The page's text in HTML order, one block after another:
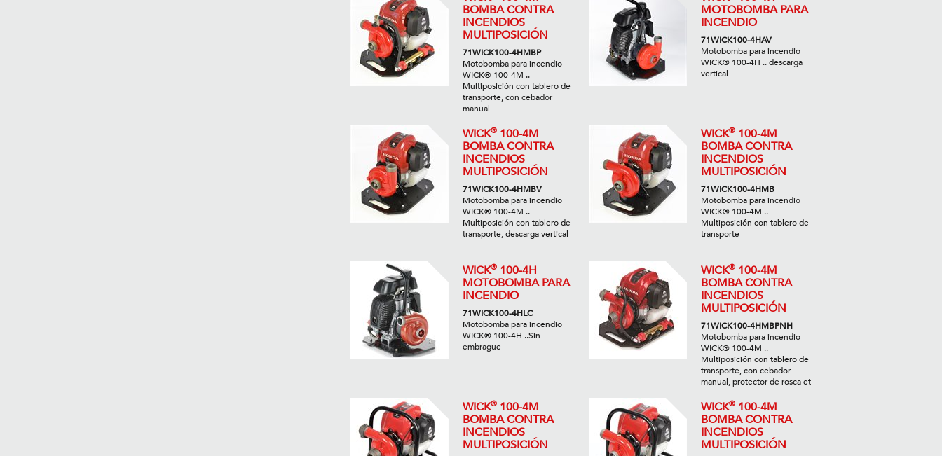
BOMBA CONTRA
INCENDIOS
MULTIPOSICIÓN
71WICK100-4HMBP
Motobomba para incendio
WICK® 100-4M ..
Multiposición con tablero de
transporte, con cebador
manual
MOTOBOMBA PARA
INCENDIO
71WICK100-4HAV
Motobomba para incendio
WICK® 100-4H .. descarga
vertical
WICK®100-4M
BOMBA CONTRA
INCENDIOS
MULTIPOSICIÓN
71WICK100-4HMBV
Motobomba para incendio
WICK® 100-4M ..
Multiposición con tablero de
transporte, descarga vertical
WICK®100-4M
BOMBA CONTRA
INCENDIOS
MULTIPOSICIÓN
71WICK100-4HMB
Motobomba para incendio
WICK® 100-4M ..
Multiposición con tablero de
transporte
WICK®100-4H
MOTOBOMBA PARA
INCENDIO
71WICK100-4HLC
Motobomba para incendio
WICK® 100-4H ..Sin
embrague
WICK®100-4M
BOMBA CONTRA
INCENDIOS
MULTIPOSICIÓN
71WICK100-4HMBPNH
Motobomba para incendio
WICK® 100-4M ..
Multiposición con tablero de
transporte, con cebador
manual, protector de rosca et
descarga
WICK®100-4M
BOMBA CONTRA
INCENDIOS
MULTIPOSICIÓN
WICK®100-4M
BOMBA CONTRA
INCENDIOS
MULTIPOSICIÓN